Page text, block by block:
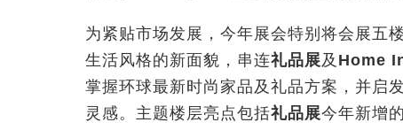
为紧贴市场发展，今年展会特别将会展五
生活风格的新面貌，串连礼品展及 Home
掌握环球最新时尚家品及礼品方案，并启
灵感。主题楼层亮点包括礼品展今年新增的